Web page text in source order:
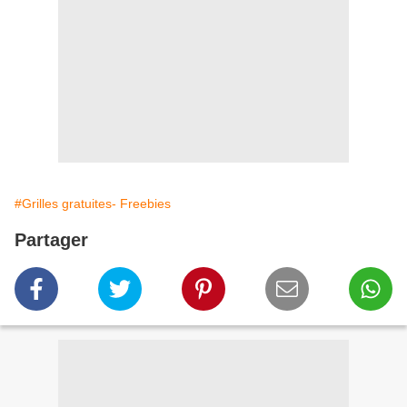
#Grilles gratuites- Freebies
Partager